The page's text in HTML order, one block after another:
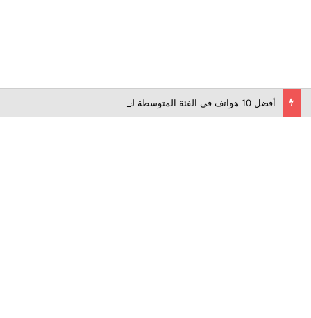
أفضل 10 هواتف في الفئة المتوسطة لعام 2026